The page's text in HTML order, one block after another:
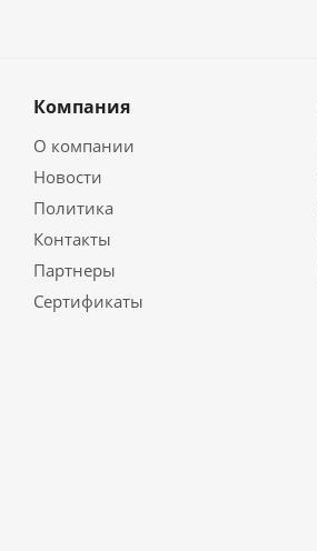
Компания
О компании
Новости
Политика
Контакты
Партнеры
Сертификаты